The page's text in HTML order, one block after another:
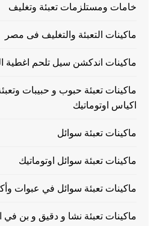
خامات ومستلزمات تعبئة وتغليف
ماكينات التعبئة والتغليف فى مصر
ماكينات اندكشن سيل تلحم اغطية
ماكينات تعبئة حبوب و حبيبات
اكياس اوتوماتيك
ماكينات تعبئة سوائل
ماكينات تعبئة سوائل اوتوماتيك
ماكينات تعبئة سوائل في عبوات
ماكينات تعبئة نشا و دقيق و بن في